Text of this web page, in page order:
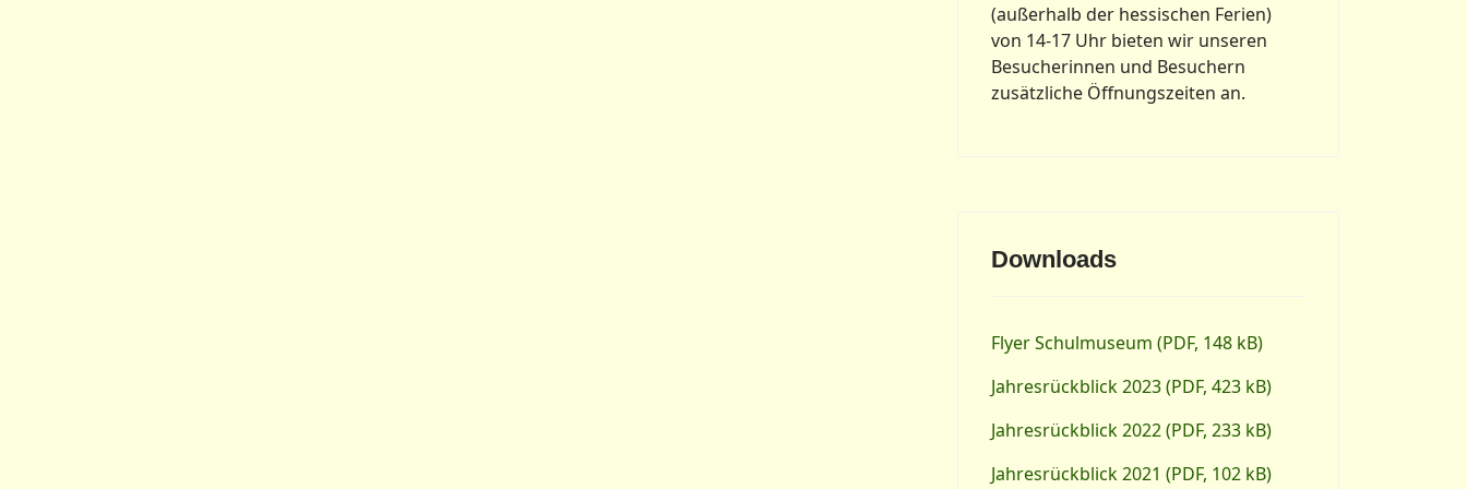
(außerhalb der hessischen Ferien)
von 14-17 Uhr bieten wir unseren
Besucherinnen und Besuchern
zusätzliche Öffnungszeiten an.
Downloads
Flyer Schulmuseum (PDF, 148 kB)
Jahresrückblick 2023 (PDF, 423 kB)
Jahresrückblick 2022 (PDF, 233 kB)
Jahresrückblick 2021 (PDF, 102 kB)